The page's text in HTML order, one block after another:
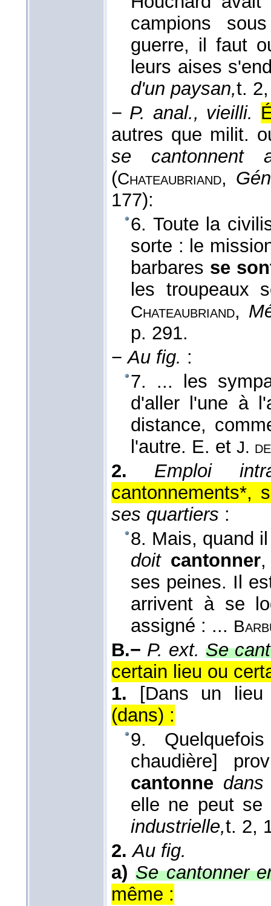
campions
guerre, il faut
leurs aises
d'un paysan,t. 2
− P. anal., vieilli.
autres que milit.
se cantonnent
(Chateaubriand,
177):
6. Toute la
sorte : le
barbares se
les troupeaux
Chateaubriand,
p. 291.
−Au fig. :
7. ... les
d'aller l'une à
distance,
l'autre. E. et J.
2.
Emploi
cantonnements*,
ses quartiers :
8. Mais, quand
doit cantonner
ses peines. Il
arrivent à se
assigné : ...
B.− P. ext. Se
certain lieu ou
1.
[Dans un lieu
(dans) :
9.
chaudière]
cantonne dans
elle ne peut se
industrielle,t. 2,
2. Au fig.
a) Se cantonner
même :